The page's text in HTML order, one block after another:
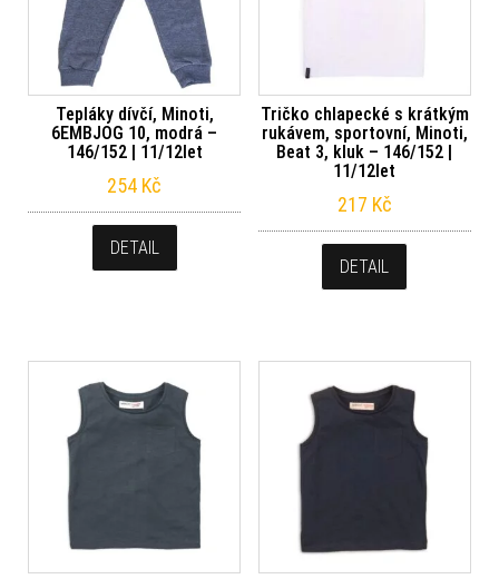
Tepláky dívčí, Minoti,
6EMBJOG 10, modrá –
146/152 | 11/12let
254 Kč
DETAIL
Tričko chlapecké s krátkým
rukávem, sportovní, Minoti,
Beat 3, kluk – 146/152 |
11/12let
217 Kč
DETAIL